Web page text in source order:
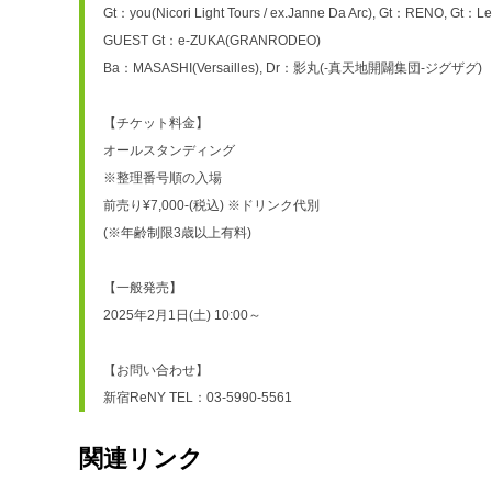
Gt：you(Nicori Light Tours / ex.Janne Da Arc), Gt：RENO, Gt：
GUEST Gt：e-ZUKA(GRANRODEO)
Ba：MASASHI(Versailles), Dr：影丸(-真天地開闢集団-ジグザグ)
【チケット料金】
オールスタンディング
※整理番号順の入場
前売り¥7,000-(税込) ※ドリンク代別
(※年齢制限3歳以上有料)
【一般発売】
2025年2月1日(土) 10:00～
【お問い合わせ】
新宿ReNY TEL：03-5990-5561
関連リンク